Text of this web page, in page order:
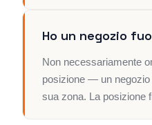
Ho un negozio
Non necessariamente
posizione — un negozio
sua zona. La posizione